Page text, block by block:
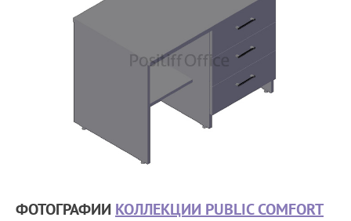
ФОТОГРАФИИ КОЛЛЕКЦИИ PUBLIC COMFORT